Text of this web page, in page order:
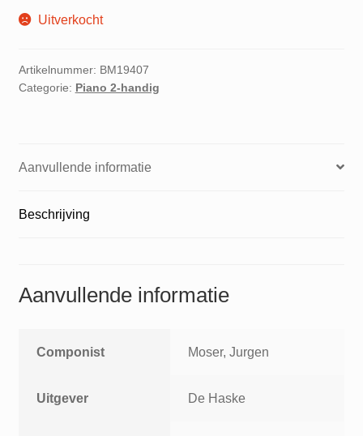
Uitverkocht
Artikelnummer: BM19407
Categorie: Piano 2-handig
Aanvullende informatie
Beschrijving
Aanvullende informatie
Componist Moser, Jurgen
Uitgever De Haske